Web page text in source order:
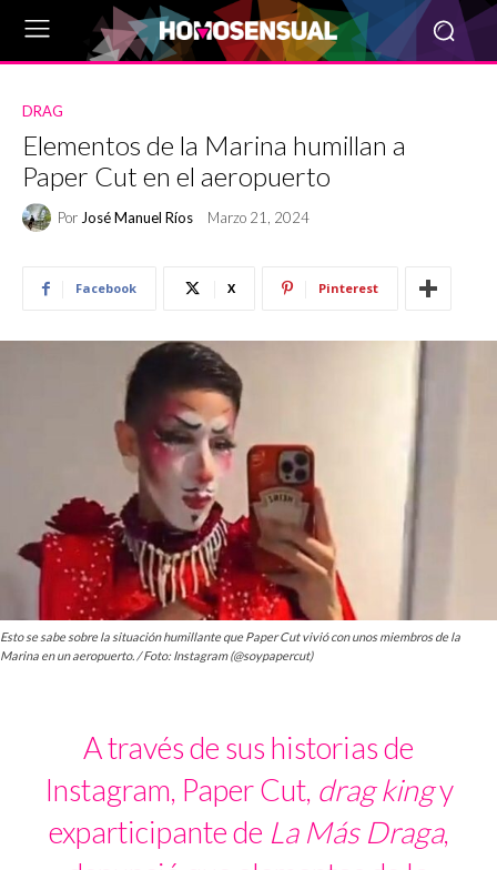
DRAG
Elementos de la Marina humillan a
Paper Cut en el aeropuerto
Por José Manuel Ríos Marzo 21, 2024
Facebook X Pinterest
Esto se sabe sobre la situación humillante que Paper Cut vivió con unos miembros de la
Marina en un aeropuerto. / Foto: Instagram (@soypapercut)
A través de sus historias de
Instagram, Paper Cut, drag kingy
exparticipante de La Más Draga,